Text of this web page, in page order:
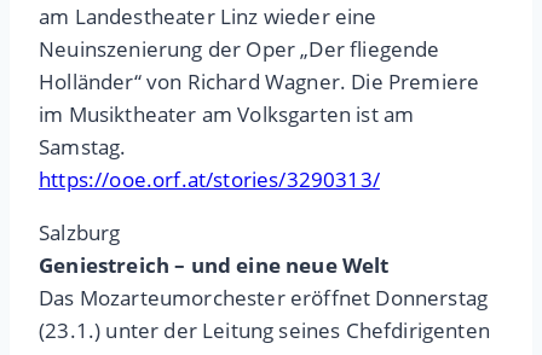
am Landestheater Linz wieder eine
Neuinszenierung der Oper „Der fliegende
Holländer“ von Richard Wagner. Die Premiere
im Musiktheater am Volksgarten ist am
Samstag.
https://ooe.orf.at/stories/3290313/
Salzburg
Geniestreich – und eine neue Welt
Das Mozarteumorchester eröffnet Donnerstag
(23.1.) unter der Leitung seines Chefdirigenten